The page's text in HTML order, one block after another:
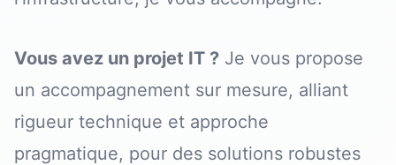
Vous avez un projet IT ? Je vous propose
un accompagnement sur mesure, alliant
rigueur technique et approche
pragmatique, pour des solutions robustes